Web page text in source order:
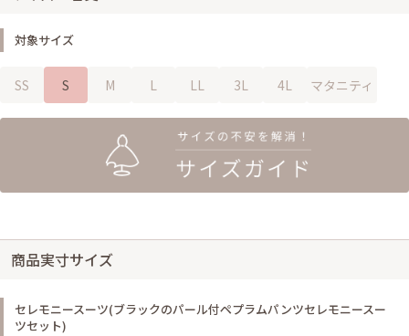
対象サイズ
SS S M L LL 3L 4L マタニティ
商品実寸サイズ
セレモニースーツ(ブラックのパール付ペプラムパンツセレモニースー
ツセット)